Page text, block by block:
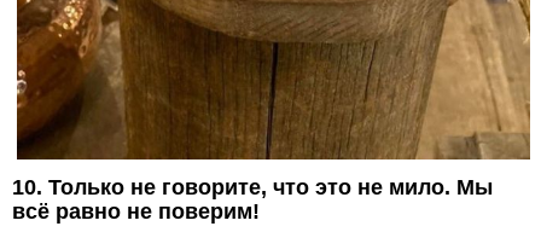
10. Только не говорите, что это не мило. Мы
всё равно не поверим!